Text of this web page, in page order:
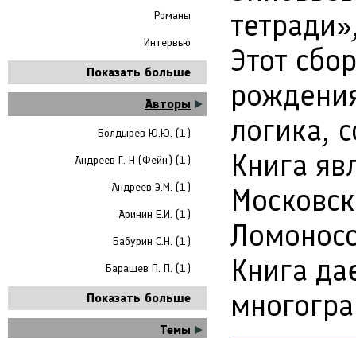
Романы
Интервью
Показать больше
Авторы
Болдырев Ю.Ю. (1)
Андреев Г. Н (Фейн) (1)
Андреев Э.М. (1)
Аринин Е.И. (1)
Бабурин С.Н. (1)
Барашев П. П. (1)
Показать больше
Темы
Этот
логика,
Книга
Книга